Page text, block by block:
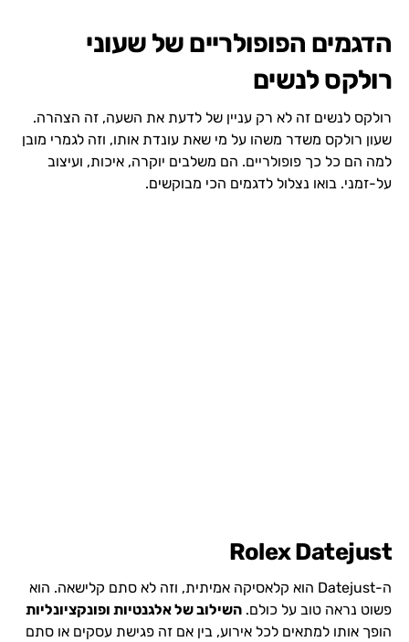
הדגמים הפופולריים של שעוני
רולקס לנשים
רולקס לנשים זה לא רק עניין של לדעת את השעה, זה הצהרה.
שעון רולקס משדר משהו על מי שאת עונדת אותו, וזה לגמרי מובן
למה הם כל כך פופולריים. הם משלבים יוקרה, איכות, ועיצוב
על-זמני. בואו נצלול לדגמים הכי מבוקשים.
Rolex Datejust
ה-Datejust הוא קלאסיקה אמיתית, וזה לא סתם קלישאה. הוא
פשוט נראה טוב על כולם. השילוב של אלגנטיות ופונקציונליות
הופך אותו למתאים לכל אירוע, בין אם זה פגישת עסקים או סתם